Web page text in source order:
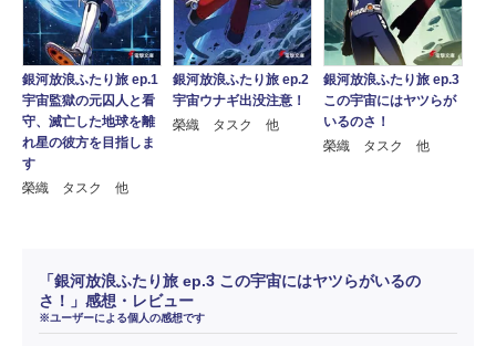
銀河放浪ふたり旅 ep.1
宇宙監獄の元囚人と看
守、滅亡した地球を離
れ星の彼方を目指しま
す
榮織 タスク 他
銀河放浪ふたり旅 ep.2
宇宙ウナギ出没注意！
榮織 タスク 他
銀河放浪ふたり旅 ep.3
この宇宙にはヤツらが
いるのさ！
榮織 タスク 他
「銀河放浪ふたり旅 ep.3 この宇宙にはヤツらがいるの
さ！」感想・レビュー
※ユーザーによる個人の感想です